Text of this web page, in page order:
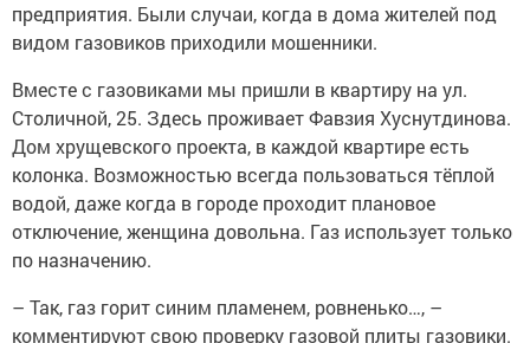
предприятия. Были случаи, когда в дома жителей под
видом газовиков приходили мошенники.
Вместе с газовиками мы пришли в квартиру на ул.
Столичной, 25. Здесь проживает Фавзия Хуснутдинова.
Дом хрущевского проекта, в каждой квартире есть
колонка. Возможностью всегда пользоваться тёплой
водой, даже когда в городе проходит плановое
отключение, женщина довольна. Газ использует только
по назначению.
– Так, газ горит синим пламенем, ровненько…, –
комментируют свою проверку газовой плиты газовики.